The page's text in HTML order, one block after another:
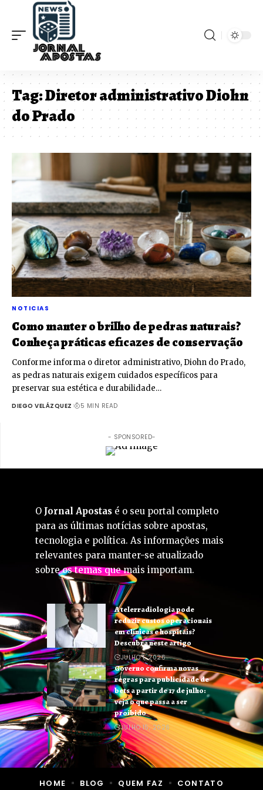
Tag:Diretor administrativo Diohn
do Prado
NOTICIAS
Como manter o brilho de pedras naturais?
Conheça práticas eficazes de conservação
Conforme informa o diretor administrativo, Diohn do Prado,
as pedras naturais exigem cuidados específicos para
preservar sua estética e durabilidade…
DIEGO VELÁZQUEZ 5 MIN READ
- SPONSORED-
O Jornal Apostas é o seu portal completo
para as últimas notícias sobre apostas,
tecnologia e política. As informações mais
relevantes para manter-se atualizado
sobre os temas que mais importam.
A telerradiologia pode
reduzir custos operacionais
em clínicas e hospitais?
Descubra neste artigo
JULHO 1, 2026
Governo confirma novas
regras para publicidade de
bets a partir de 17 de julho:
veja o que passa a ser
proibido
JULHO 15, 2026
HOME BLOG QUEM FAZ CONTATO